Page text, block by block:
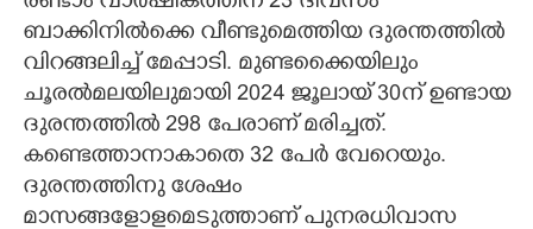
LITERATURE
ZOOM
CONTACT US
ബാക്കിനിൽക്കെ വീണ്ടുമെത്തിയ ദുരന്തത്തിൽ
വിറങ്ങലിച്ച് മേപ്പാടി. മുണ്ടക്കെെയിലും
ചൂരൽമലയിലുമായി 2024 ജൂലായ് 30ന് ഉണ്ടായ
ദുരന്തത്തിൽ 298 പേരാണ് മരിച്ചത്.
കണ്ടെത്താനാകാതെ 32 പേർ വേറെയും.
ദുരന്തത്തിനു ശേഷം
മാസങ്ങളോളമെടുത്താണ് പുനരധിവാസ